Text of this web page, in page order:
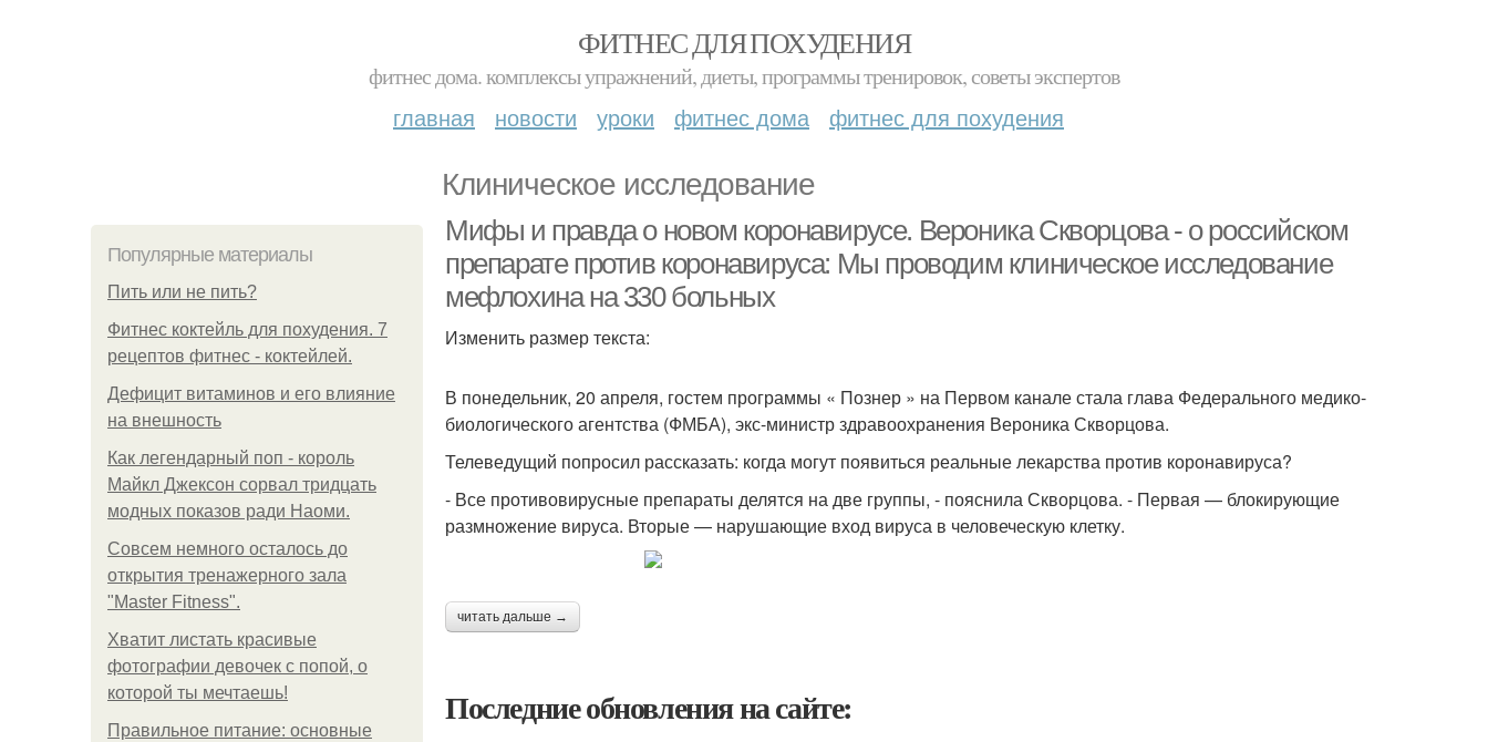
ФИТНЕС ДЛЯ ПОХУДЕНИЯ
фитнес дома. комплексы упражнений, диеты, программы тренировок, советы экспертов
главная новости уроки фитнес дома фитнес для похудения
Клиническое исследование
Популярные материалы
Пить или не пить?
Фитнес коктейль для похудения. 7
рецептов фитнес - коктейлей.
Дефицит витаминов и его влияние
на внешность
Как легендарный поп - король
Майкл Джексон сорвал тридцать
модных показов ради Наоми.
Совсем немного осталось до
открытия тренажерного зала
"Master Fitness".
Хватит листать красивые
фотографии девочек с попой, о
которой ты мечтаешь!
Правильное питание: основные
Мифы и правда о новом коронавирусе. Вероника Скворцова - о российском
препарате против коронавируса: Мы проводим клиническое исследование
мефлохина на 330 больных
Изменить размер текста:
В понедельник, 20 апреля, гостем программы « Познер » на Первом канале стала глава Федерального медико-
биологического агентства (ФМБА), экс-министр здравоохранения Вероника Скворцова.
Телеведущий попросил рассказать: когда могут появиться реальные лекарства против коронавируса?
- Все противовирусные препараты делятся на две группы, - пояснила Скворцова. - Первая — блокирующие
размножение вируса. Вторые — нарушающие вход вируса в человеческую клетку.
читать дальше →
Последние обновления на сайте: